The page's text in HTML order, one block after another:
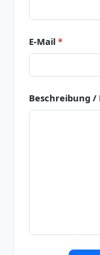
E-Mail *
Beschreibung